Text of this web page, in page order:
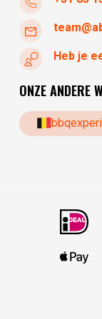
Heb je
ONZE ANDERE